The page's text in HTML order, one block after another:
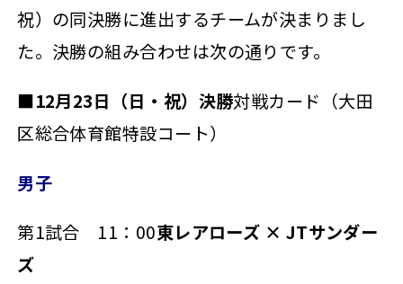
祝）の同決勝に進出するチームが決まりまし
た。決勝の組み合わせは次の通りです。
■12月23日（日・祝）決勝対戦カード（大田
区総合体育館特設コート）
男子
第1試合 11：00東レアローズ × JTサンダー
ズ